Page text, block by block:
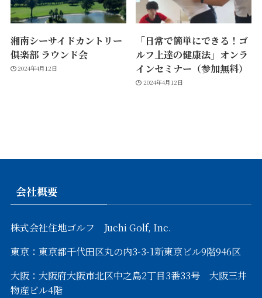
湘南シーサイドカントリー
俱楽部 ラウンド会
2024年4月12日
「日常で簡単にできる！ゴ
ルフ上達の健康法」オンラ
インセミナー（参加無料）
2024年4月12日
会社概要
株式会社住地ゴルフ Juchi Golf, Inc.
東京：東京都千代田区丸の内3-3-1新東京ビル9階946区
大阪：大阪府大阪市北区中之島2丁目3番33号 大阪三井
物産ビル4階